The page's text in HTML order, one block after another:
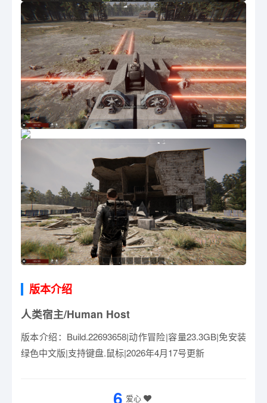
版本介绍
人类宿主/Human Host
版本介绍：Build.22693658|动作冒险|容量23.3GB|免安装
绿色中文版|支持键盘.鼠标|2026年4月17号更新
爱心